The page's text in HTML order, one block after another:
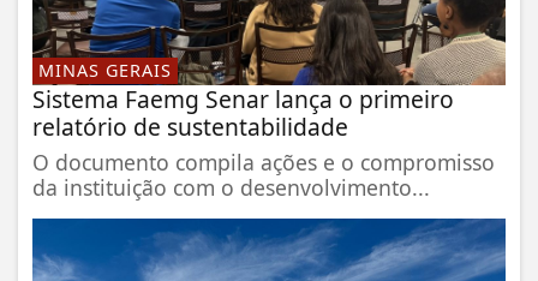
MINAS GERAIS
Sistema Faemg Senar lança o primeiro
relatório de sustentabilidade
O documento compila ações e o compromisso
da instituição com o desenvolvimento...